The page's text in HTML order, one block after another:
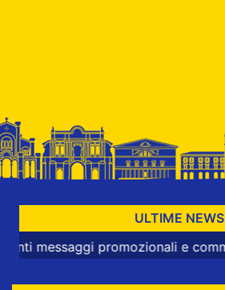
ULTIME NEWS
promozionali e commerciali